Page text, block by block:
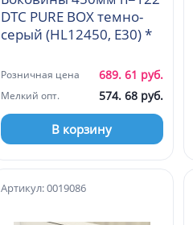
DTC PURE BOX темно-
серый (HL12450, E30) *
Розничная цена 689. 61 руб.
Мелкий опт. 574. 68 руб.
В корзину
Артикул: 0019086